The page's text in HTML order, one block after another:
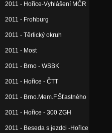
2011 - Hořice-Vyhlášení MČR
2011 - Frohburg
2011 - Těrlický okruh
2011 - Most
2011 - Brno - WSBK
2011 - Hořice - ČTT
2011 - Brno.Mem.F.Šťastného
2011 - Hořice - 300 ZGH
2011 - Beseda s jezdci -Hořice